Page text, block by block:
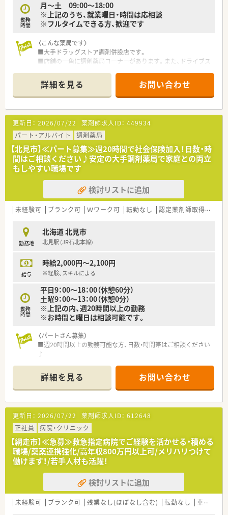
適です。
■転勤を伴わずに同じ地域で長く働き続けたい方や、地域医療の
最前線で患者様と深く関わりたいと考える薬剤師の方を歓迎し
勤務
時間
月～土 09:00～18:00
※上記のうち、就業曜日・時間は応相談
※フルタイムできる方、歓迎です
〈こんな薬局です〉
■大手ドラッグストア調剤併設店です。
■店舗の一角に調剤薬局コーナーがあります。また、ドライブス
■処方せんは近隣の病院からの処方せんをメインに応需してお
り、様々な内容に対応しています。
■第１類や要指導医薬品の販売は調剤室にて行っていますので、
OTC薬の知識を習得し、業務の幅を広げていくこともできます。
■安心安全の調剤システムを全店導入しています！
電子薬歴・薬袋発行機・散薬監査システム・レセプトコンピュータ
ー・円盤型全自動散薬分包機・調剤過誤防止システムなど安全性
を高め薬剤師の負担を軽減できるシステムを全店に導入してい
ます。
・・＊ 企業の特徴 ＊・・
■北海道に本社を置く大手ドラッグストアチェーンです。
売上はグループ全体で4,000億円超、店舗数も1,200店舗超、子
会社含むグループ全体では2,000店舗超の以上東証プライム上場
企業で、福利厚生は業界内でもトップクラスの水準です。
を目指しています。
■育児時短制度の利用者は200名以上！社員のプライベートを支
える制度が整っています。
教育体制に関しては「新入社員研修」の他に基礎固めの「薬剤
師新入社員研修」等、様々な研修制度があります。
ための通信教育等、豊富な研修システムがあります。
詳細を見る お問い合わせ
更新日： 2026/07/22 薬剤師求人ID： 449934
パート・アルバイト
調剤薬局
【北見市】≪パート募集≫週20時間で社会保険加入！日数・時
間はご相談ください♪安定の大手調剤薬局で家庭との両立
もしやすい職場です
検討リストに追加
未経験可 ブランク可 Ｗワーク可 転勤なし 認定薬剤師取得支援あり
勤務地
北海道 北見市
北見駅 (JR石北本線)
給与
時給2,000円～2,100円
※経験、スキルによる
勤務
時間
平日9：00～18：00（休憩60分）
土曜9：00～13：00（休憩0分）
※上記の内、週20時間以上の勤務
※お時間と曜日は相談可能です。
〈パートさん募集）
■週20時間以上の勤務可能な方、日数・時間帯はご相談ください
♪
〈こんな薬局です〉
■JR北見駅から徒歩9分程、国道39号線を経由して北3条通沿い
にあります。
■病床数300床の病院門前に位置し、内科、循環器、整形外科、泌
尿器科をメインに複数科の処方せんに対応しています。
■薬剤師3名体制
〈企業紹介〉
■人材育成に注力、社内・社外研修などオリジナルの教育制度が
あり、薬剤師としての専門性に磨きをかけることができます！
■全国に薬局を展開している安定企業ならではの安心の就業環
■監査機器が充実しており、過誤の発生確率は非常に少ない環境
となっています☆
詳細を見る お問い合わせ
更新日： 2026/07/22 薬剤師求人ID： 612648
正社員
病院・クリニック
【網走市】≪急募≫救急指定病院でご経験を活かせる・積める
職場/薬薬連携強化/高年収800万円以上可/メリハリつけて
働けます！/若手人材も活躍！
検討リストに追加
未経験可 ブランク可 残業なし(ほぼなし含む) 転勤なし 車通勤可